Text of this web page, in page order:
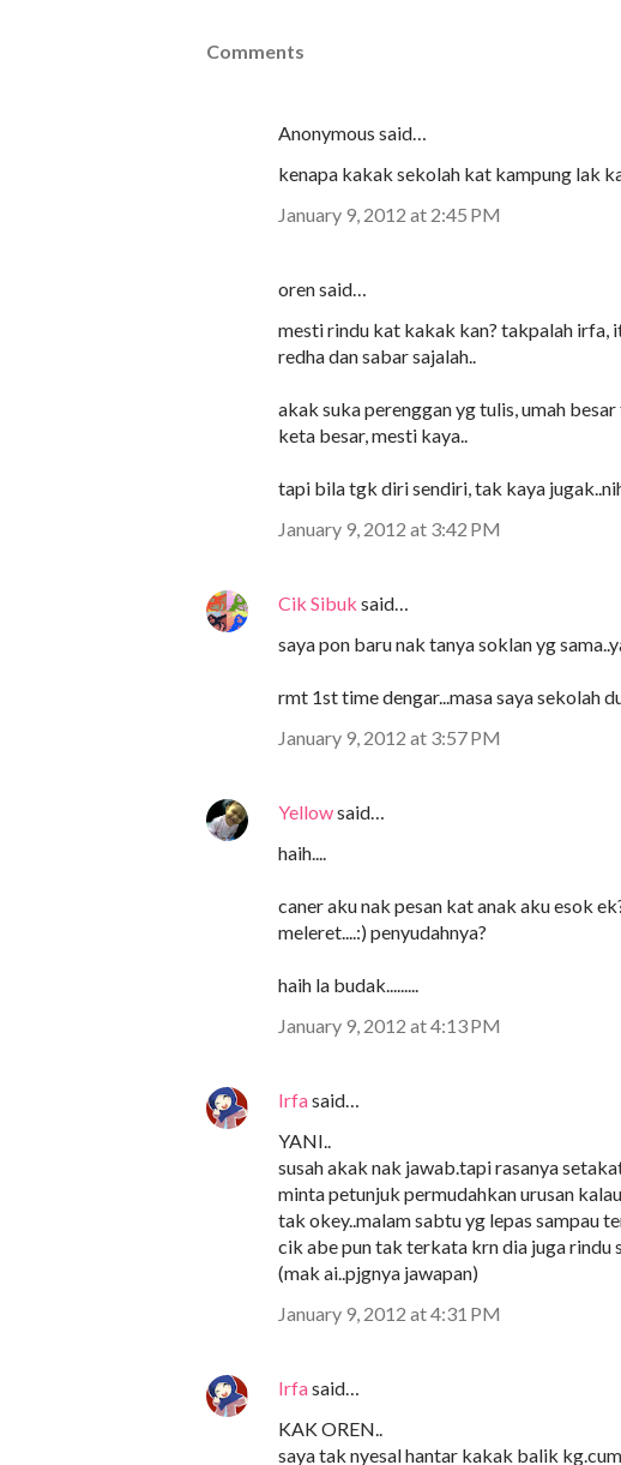
Comments
Anonymous said…
kenapa kakak sekolah kat kampung lak
January 9, 2012 at 2:45 PM
oren said…
mesti rindu kat kakak kan? takpalah irfa,
redha dan sabar sajalah..
akak suka perenggan yg tulis, umah
keta besar, mesti kaya..
tapi bila tgk diri sendiri, tak kaya
January 9, 2012 at 3:42 PM
Cik Sibuk said…
saya pon baru nak tanya soklan yg
rmt 1st time dengar...masa saya sekolah
January 9, 2012 at 3:57 PM
Yellowsaid…
haih....
caner aku nak pesan kat anak aku esok
meleret....:) penyudahnya?
haih la budak.........
January 9, 2012 at 4:13 PM
Irfasaid…
YANI..
susah akak nak jawab.tapi rasanya
minta petunjuk permudahkan urusan
tak okey..malam sabtu yg lepas sampau
cik abe pun tak terkata krn dia juga rindu
(mak ai..pjgnya jawapan)
January 9, 2012 at 4:31 PM
Irfasaid…
KAK OREN..
saya tak nyesal hantar kakak balik